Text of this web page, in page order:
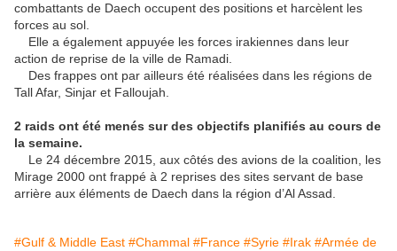
combattants de Daech occupent des positions et harcèlent les
forces au sol.
Elle a également appuyée les forces irakiennes dans leur
action de reprise de la ville de Ramadi.
Des frappes ont par ailleurs été réalisées dans les régions de
Tall Afar, Sinjar et Falloujah.
2 raids ont été menés sur des objectifs planifiés au cours de
la semaine.
Le 24 décembre 2015, aux côtés des avions de la coalition, les
Mirage 2000 ont frappé à 2 reprises des sites servant de base
arrière aux éléments de Daech dans la région d’Al Assad.
#Gulf & Middle East #Chammal #France #Syrie #Irak #Armée de